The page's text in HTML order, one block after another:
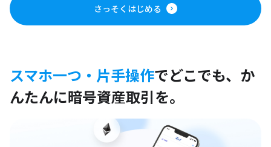
さっそくはじめる
スマホ一つ・片手操作でどこでも、 か
んたんに暗号資産取引を。